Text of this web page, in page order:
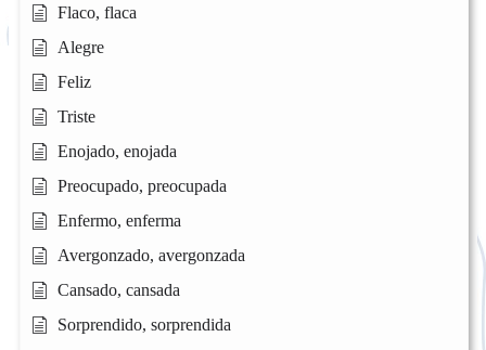
Flaco, flaca
Alegre
Feliz
Triste
Enojado, enojada
Preocupado, preocupada
Enfermo, enferma
Avergonzado, avergonzada
Cansado, cansada
Sorprendido, sorprendida